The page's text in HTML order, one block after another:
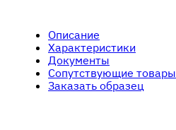
Описание
Характеристики
Документы
Сопутствующие товары
Заказать образец